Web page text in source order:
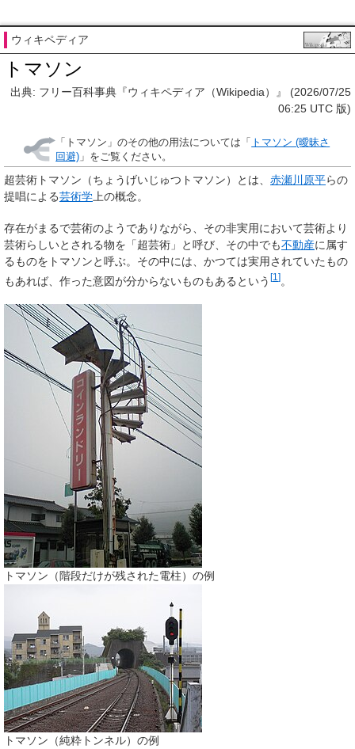
ウィキペディア
トマソン
出典: フリー百科事典『ウィキペディア（Wikipedia）』 (2026/07/25
06:25 UTC 版)
「 トマソン 」のその他の用法については「 トマソン (曖昧さ
回避) 」をご覧ください。
超芸術トマソン （ちょうげいじゅつトマソン）とは、 赤瀬川原平らの
提唱による芸術学 上の概念。
存在がまるで芸術のようでありながら、その非実用において芸術より
芸術らしいとされる物を「超芸術 」と呼び、その中でも不動産に属す
るものを トマソンと呼ぶ。その中には、かつては実用されていたもの
もあれば、作った意図が分からないものもあるという [1 ]
トマソン（階段だけが残された電柱）の例
トマソン（純粋トンネル）の例